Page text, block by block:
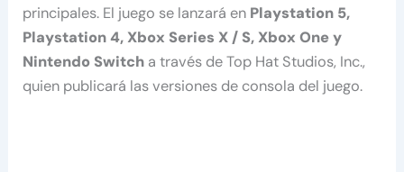
principales. El juego se lanzará en Playstation 5,
Playstation 4, Xbox Series X / S, Xbox One y
Nintendo Switch a través de Top Hat Studios, Inc.,
quien publicará las versiones de consola del juego.